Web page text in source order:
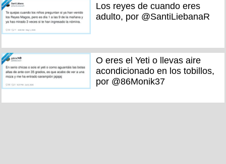
Los reyes de cuando eres
adulto, por @SantiLiebanaR
O eres el Yeti o llevas aire
acondicionado en los tobillos,
por @86Monik37